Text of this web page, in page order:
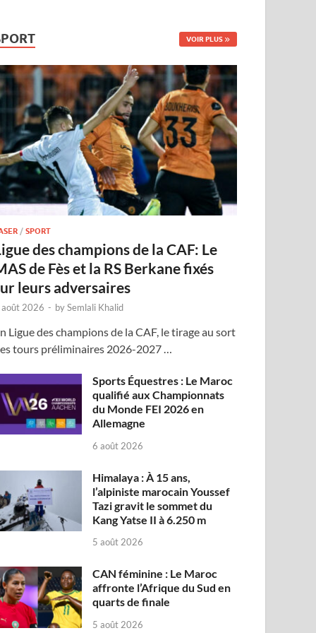
VOIR PLUS
/SPORT
des champions de la CAF: Le
de Fès et la RS Berkane fixés
leurs adversaires
2026 - bySemlali Khalid
Ligue des champions de la CAF, le tirage au sort
tours préliminaires 2026-2027 …
Sports Équestres : Le Maroc
qualifié aux Championnats
du Monde FEI 2026 en
Allemagne
6 août 2026
Himalaya : À 15 ans,
l’alpiniste marocain Youssef
Tazi gravit le sommet du
Kang Yatse II à 6.250 m
5 août 2026
CAN féminine : Le Maroc
affronte l’Afrique du Sud en
quarts de finale
5 août 2026